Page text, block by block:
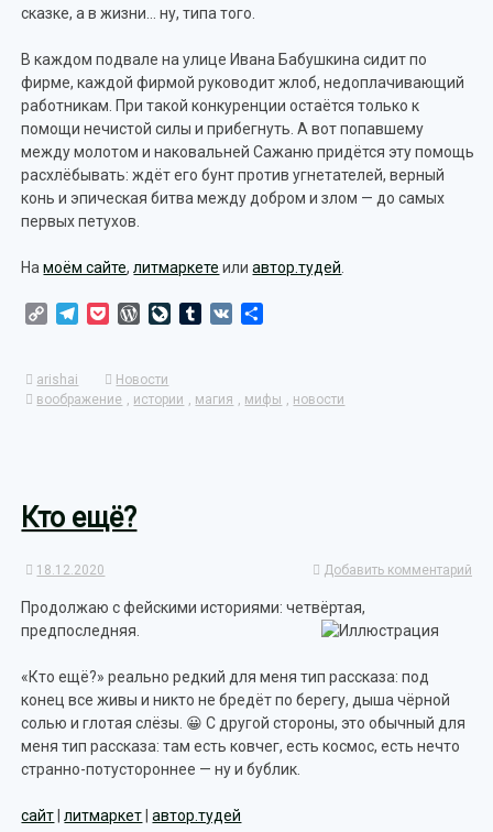
сказке, а в жизни… ну, типа того.
В каждом подвале на улице Ивана Бабушкина сидит по
фирме, каждой фирмой руководит жлоб, недоплачивающий
работникам. При такой конкуренции остаётся только к
помощи нечистой силы и прибегнуть. А вот попавшему
между молотом и наковальней Сажаню придётся эту помощь
расхлёбывать: ждёт его бунт против угнетателей, верный
конь и эпическая битва между добром и злом — до самых
первых петухов.
Намоём сайте,литмаркете илиавтор.тудей
Copy TelegramPocketWordPress
LiveJournal
Tumblr
VK
arishai
Новости
воображение , истории , магия , мифы , новости
Кто ещё?
18.12.2020 Добавить комментарий
Продолжаю с фейскими историями: четвёртая,
предпоследняя.
«Кто ещё?» реально редкий для меня тип рассказа: под
конец все живы и никто не бредёт по берегу, дыша чёрной
солью и глотая слёзы. 😀 С другой стороны, это обычный для
меня тип рассказа: там есть ковчег, есть космос, есть нечто
странно-потустороннее — ну и бублик.
сайт |литмаркет |автор.тудей